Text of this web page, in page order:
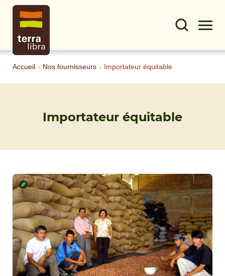
Accueil › Nos fournisseurs › Importateur équitable
Importateur équitable